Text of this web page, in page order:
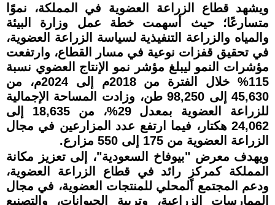
ويشهد قطاع الزراعة العضوية في المملكة، نموًا
متسارعًا؛ حيث أسهمت خطة عمل وزارة البيئة
والمياه والزراعة التنفيذية لسياسة الزراعة العضوية،
في تحقيق قفزات نوعية في مسار القطاع، وارتفعت
مؤشرات النمو ليبلغ مؤشر نمو الإنتاج العضوي نسبة
115% خلال الفترة من 2018م إلى 2024م، من
45,630 إلى 98,250 طن، وزادت المساحة الإجمالية
للزراعة العضوية بمعدل 29%، من 18,635 إلى
24,062 هكتار، فيما ارتفع عدد المزارعين في مجال
الزراعة العضوية من 175 إلى 550 مزارع.
ويهدف معرض "بيوفاخ السعودية"، إلى تعزيز مكانة
المملكة كمركزٍ رائد في قطاع الزراعة العضوية،
ودعم المجتمع المحلي للمنتجات العضوية، في مجال
الممارسات الزراعية، وتربية الحيوانات، والتصنيع